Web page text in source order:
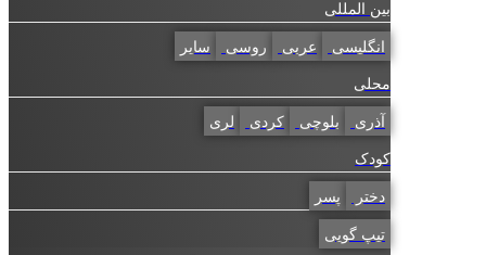
بین المللی
انگلیسی عربی روسی سایر
محلی
آذری بلوچی کردی لری
کودک
دختر پسر
تیپ گویی